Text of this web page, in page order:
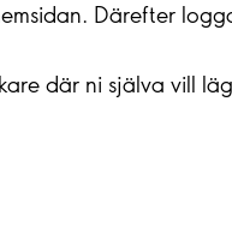
Därefter
där ni själva vill